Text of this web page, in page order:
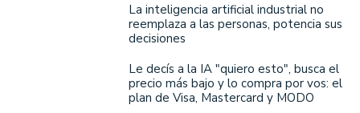
La inteligencia artificial industrial no
reemplaza a las personas, potencia sus
decisiones
Le decís a la IA "quiero esto", busca el
precio más bajo y lo compra por vos: el
plan de Visa, Mastercard y MODO